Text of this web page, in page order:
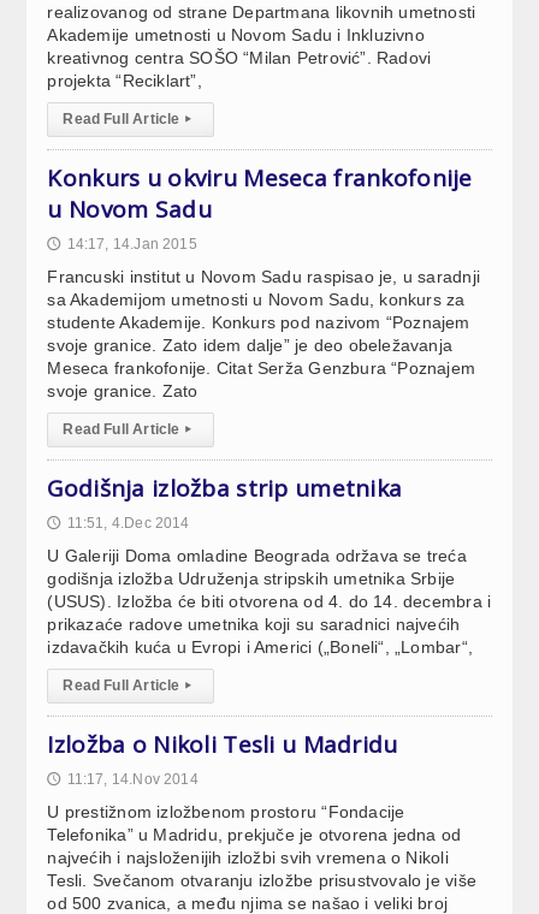
realizovanog od strane Departmana likovnih umetnosti
Akademije umetnosti u Novom Sadu i Inkluzivno
kreativnog centra SOŠO “Milan Petrović”. Radovi
projekta “Reciklart”,
Read Full Article ▸
Konkurs u okviru Meseca frankofonije
u Novom Sadu
🕔 14:17, 14.Jan 2015
Francuski institut u Novom Sadu raspisao je, u saradnji
sa Akademijom umetnosti u Novom Sadu, konkurs za
studente Akademije. Konkurs pod nazivom “Poznajem
svoje granice. Zato idem dalje” je deo obeležavanja
Meseca frankofonije. Citat Serža Genzbura “Poznajem
svoje granice. Zato
Read Full Article ▸
Godišnja izložba strip umetnika
🕔 11:51, 4.Dec 2014
U Galeriji Doma omladine Beograda održava se treća
godišnja izložba Udruženja stripskih umetnika Srbije
(USUS). Izložba će biti otvorena od 4. do 14. decembra i
prikazaće radove umetnika koji su saradnici najvećih
izdavačkih kuća u Evropi i Americi („Boneli“, „Lombar“,
Read Full Article ▸
Izložba o Nikoli Tesli u Madridu
🕔 11:17, 14.Nov 2014
U prestižnom izložbenom prostoru “Fondacije
Telefonika” u Madridu, prekjuče je otvorena jedna od
najvećih i najsloženijih izložbi svih vremena o Nikoli
Tesli. Svečanom otvaranju izložbe prisustvovalo je više
od 500 zvanica, a među njima se našao i veliki broj